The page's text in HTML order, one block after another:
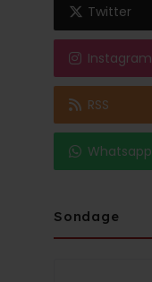
Twitter
Instagram
RSS
Whatsapp
Sondage